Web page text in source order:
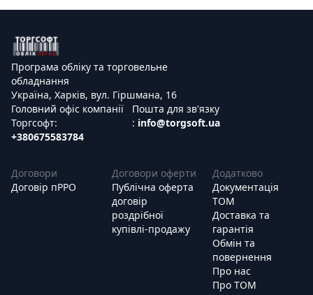
Програма обліку та торговельне
обладнання
Україна, Харків, вул. Гіршмана, 16
Головний офіс компанії
Торгсофт:
+380675583784
Пошта для зв'язку
: info@torgsoft.ua
Договори
Договір пРРО
Договори оферти
Публічна оферта
договір
роздрібної
купівлі-продажу
Додатково
Документація
ТОМ
Доставка та
гарантія
Обмін та
повернення
Про нас
Про ТОМ